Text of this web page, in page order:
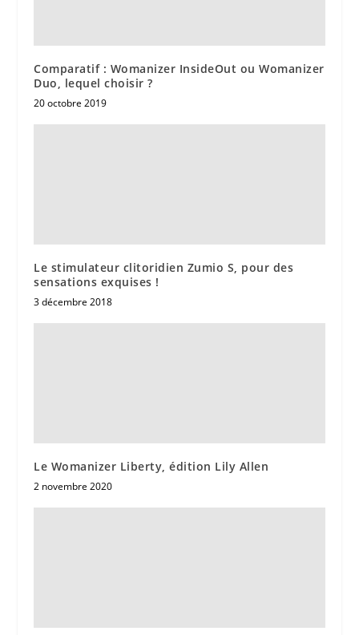
Comparatif : Womanizer InsideOut ou Womanizer
Duo, lequel choisir ?
20 octobre 2019
Le stimulateur clitoridien Zumio S, pour des
sensations exquises !
3 décembre 2018
Le Womanizer Liberty, édition Lily Allen
2 novembre 2020